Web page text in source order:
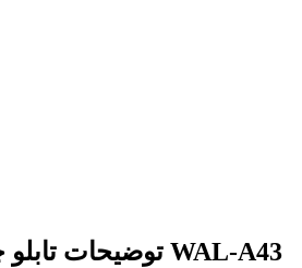
توضیحات تابلو چوبی مدرن 1 تکه طرح گل کد WAL-A43